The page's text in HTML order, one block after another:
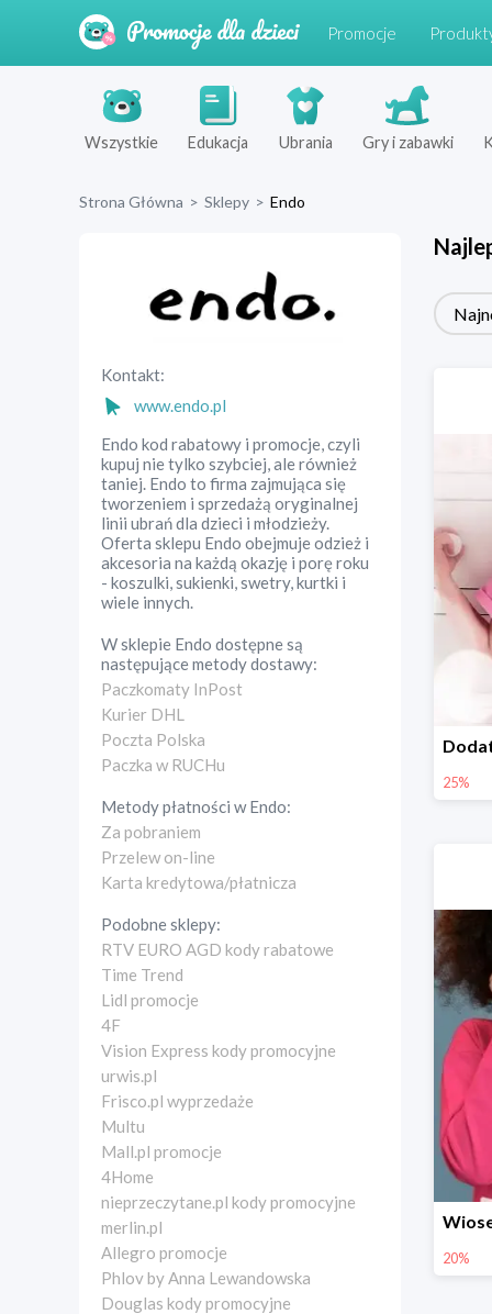
Promocje
Wszystkie Edukacja Ubrania Gry i zabawki
Strona Główna > Sklepy > Endo
Kontakt:
www.endo.pl
Endo kod rabatowy i promocje, czyli
kupuj nie tylko szybciej, ale również
taniej. Endo to firma zajmująca się
tworzeniem i sprzedażą oryginalnej
linii ubrań dla dzieci i młodzieży.
Oferta sklepu Endo obejmuje odzież i
akcesoria na każdą okazję i porę roku
- koszulki, sukienki, swetry, kurtki i
wiele innych.
W sklepie Endo dostępne są
następujące metody dostawy:
Paczkomaty InPost
Kurier DHL
Poczta Polska
Paczka w RUCHu
Metody płatności wEndo:
Za pobraniem
Przelew on-line
Karta kredytowa/płatnicza
Podobne sklepy:
RTV EURO AGD kody rabatowe
Time Trend
Lidl promocje
4F
Vision Express kody promocyjne
urwis.pl
Frisco.pl wyprzedaże
Multu
Mall.pl promocje
4Home
nieprzeczytane.pl kody promocyjne
merlin.pl
Allegro promocje
Phlov by Anna Lewandowska
Douglas kody promocyjne
25%
20%